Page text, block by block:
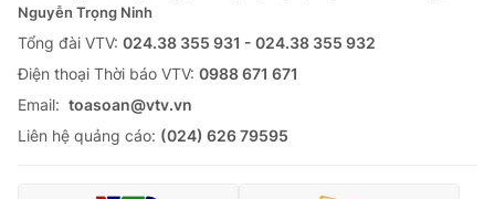
Nguyễn Trọng Ninh
Tổng đài VTV: 024.38 355 931 - 024.38 355 932
Ðiện thoại Thời báo VTV: 0988 671 671
Email: toasoan@vtv.vn
Liên hệ quảng cáo: (024) 626 79595